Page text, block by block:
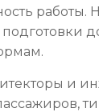
работы.
подготовки
и